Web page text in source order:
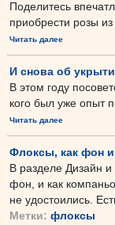
Поделитесь
приобрести розы
Читать далее
И снова об
В этом году
кого был уже опыт
Читать далее
Флоксы, как фон
В разделе Дизайн
фон, и как
не удостоились.
Метки: флоксы